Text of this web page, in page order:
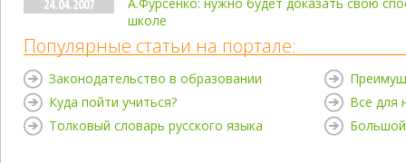
24.04.2007
школе
Популярные статьи на портале:
Законодательство в образовании
Куда пойти учиться?
Толковый словарь русского языка
Все для
Большой